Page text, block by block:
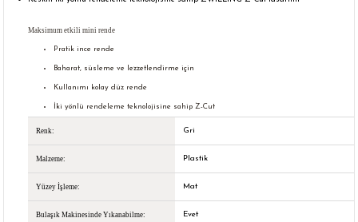
Maksimum etkili mini rende
Pratik ince rende
Baharat, süsleme ve lezzetlendirme için
Kullanımı kolay düz rende
İki yönlü rendeleme teknolojisine sahip Z-Cut
Renk: Gri
Malzeme: Plastik
Yüzey İşleme: Mat
Bulaşık Makinesinde Yıkanabilme: Evet